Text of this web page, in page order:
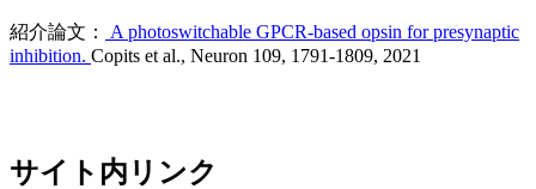
紹介論文：
A photoswitchable GPCR-based opsin for presynaptic
inhibition. Copits et al., Neuron 109, 1791-1809, 2021
サイト内リンク